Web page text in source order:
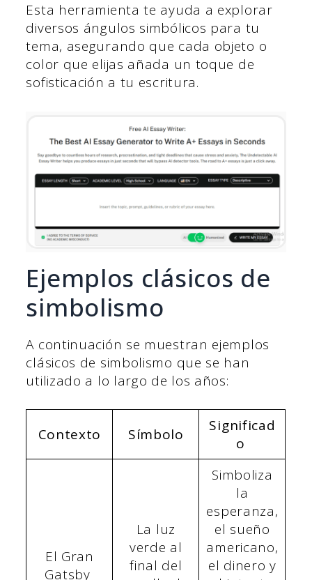
Esta herramienta te ayuda a explorar
diversos ángulos simbólicos para tu
tema, asegurando que cada objeto o
color que elijas añada un toque de
sofisticación a tu escritura.
Ejemplos clásicos de
simbolismo
A continuación se muestran ejemplos
clásicos de simbolismo que se han
utilizado a lo largo de los años:
Contexto Símbolo
Significad
o
El Gran
Gatsby
La luz
verde al
final del
Simboliza
la
esperanza,
el sueño
americano,
el dinero y